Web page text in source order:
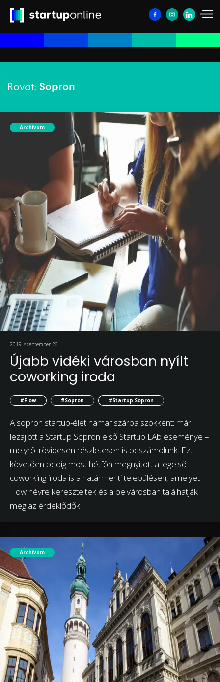
Rovat: Sopron
Archívum
2019. szeptember 26.
Újabb vidéki városban nyílt
coworking iroda
#Flow #Sopron #Startup Sopron
A sopron startup-élet hamar szárba szökkent: már
lezajlott a Startup Sopron első Startup LAb eseménye –
melyről rövidesen részletesen is beszámolunk. Ezt
követően pedig most hétfőn megnyitott a legelső
coworking iroda is a határmenti településen, amelyet
Flow névre kereszteltek és a belvárosban találhatják
meg az érdeklődők.
Archívum